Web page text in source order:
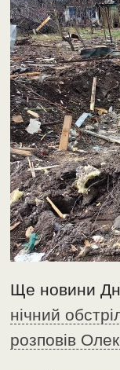
Ще новини
нічний
розповів